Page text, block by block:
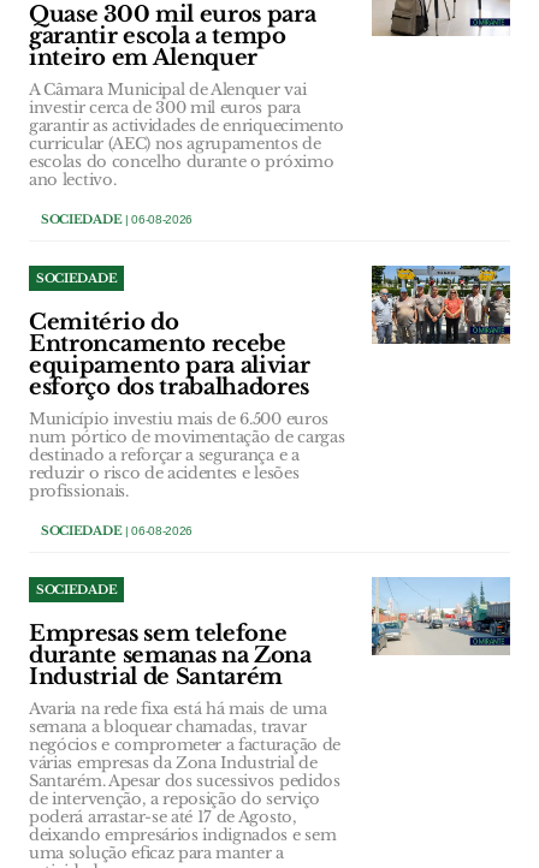
Quase 300 mil euros para
garantir escola a tempo
inteiro em Alenquer
A Câmara Municipal de Alenquer vai
investir cerca de 300 mil euros para
garantir as actividades de enriquecimento
curricular (AEC) nos agrupamentos de
escolas do concelho durante o próximo
ano lectivo.
SOCIEDADE| 06-08-2026
SOCIEDADE
Cemitério do
Entroncamento recebe
equipamento para aliviar
esforço dos trabalhadores
Município investiu mais de 6.500 euros
num pórtico de movimentação de cargas
destinado a reforçar a segurança e a
reduzir o risco de acidentes e lesões
profissionais.
SOCIEDADE| 06-08-2026
SOCIEDADE
Empresas sem telefone
durante semanas na Zona
Industrial de Santarém
Avaria na rede fixa está há mais de uma
semana a bloquear chamadas, travar
negócios e comprometer a facturação de
várias empresas da Zona Industrial de
Santarém. Apesar dos sucessivos pedidos
de intervenção, a reposição do serviço
poderá arrastar-se até 17 de Agosto,
deixando empresários indignados e sem
uma solução eficaz para manter a